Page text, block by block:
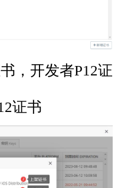
，开发者P12证
证书